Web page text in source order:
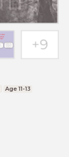
Age 11-13